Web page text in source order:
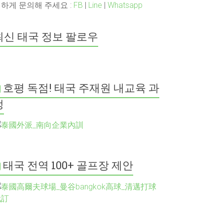
게 문의해 주세요 : FB | Line |Whatsapp
신 태국 정보 팔로우
호평 독점! 태국 주재원 내교육 과
태국 전역 100+ 골프장 제안